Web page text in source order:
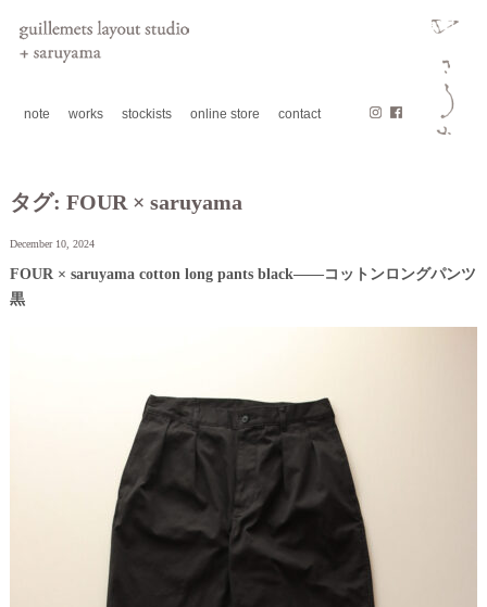
note works stockists online store contact
タグ: FOUR × saruyama
December 10, 2024
FOUR × saruyama cotton long pants black——コットンロングパンツ
黒